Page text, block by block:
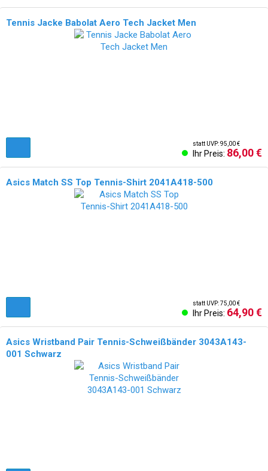
Tennis Jacke Babolat Aero Tech Jacket Men
statt UVP: 95,00 €
Ihr Preis: 86,00 €
Asics Match SS Top Tennis-Shirt 2041A418-500
statt UVP: 75,00 €
Ihr Preis: 64,90 €
Asics Wristband Pair Tennis-Schweißbänder 3043A143-
001 Schwarz